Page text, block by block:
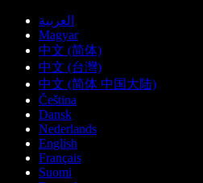
العربية
Magyar
中文 (简体)
中文 (台灣)
中文 (简体 中国大陆)
Čeština
Dansk
Nederlands
English
Français
Suomi